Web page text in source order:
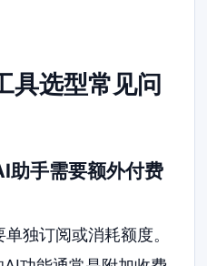
具选型常见问
手需要额外付费
独订阅或消耗额度。